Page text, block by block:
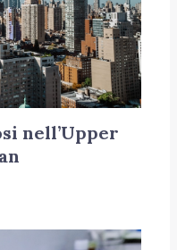
nell’Upper